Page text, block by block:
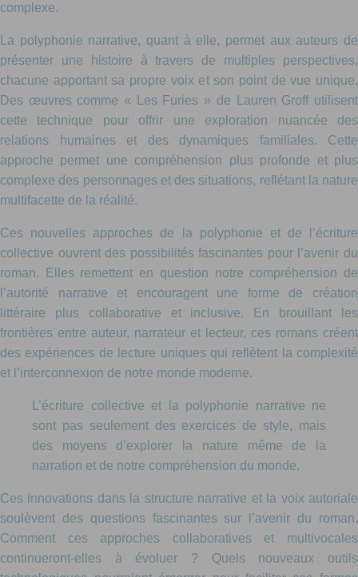
complexe.
La polyphonie narrative, quant à elle, permet aux auteurs de
présenter une histoire à travers de multiples perspectives,
chacune apportant sa propre voix et son point de vue unique.
Des œuvres comme « Les Furies » de Lauren Groff utilisent
cette technique pour offrir une exploration nuancée des
relations humaines et des dynamiques familiales. Cette
approche permet une compréhension plus profonde et plus
complexe des personnages et des situations, reflétant la nature
multifacette de la réalité.
Ces nouvelles approches de la polyphonie et de l’écriture
collective ouvrent des possibilités fascinantes pour l’avenir du
roman. Elles remettent en question notre compréhension de
l’autorité narrative et encouragent une forme de création
littéraire plus collaborative et inclusive. En brouillant les
frontières entre auteur, narrateur et lecteur, ces romans créent
des expériences de lecture uniques qui reflètent la complexité
et l’interconnexion de notre monde moderne.
L’écriture collective et la polyphonie narrative ne
sont pas seulement des exercices de style, mais
des moyens d’explorer la nature même de la
narration et de notre compréhension du monde.
Ces innovations dans la structure narrative et la voix autoriale
soulèvent des questions fascinantes sur l’avenir du roman.
Comment ces approches collaboratives et multivocales
continueront-elles à évoluer ? Quels nouveaux outils